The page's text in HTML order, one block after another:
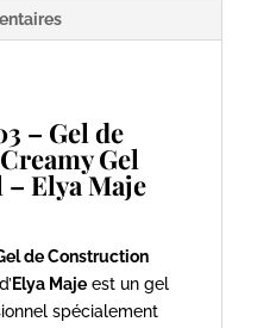
– Gel de
Gel
Elya Maje
de Construction
Elya Majeest un gel
spécialement